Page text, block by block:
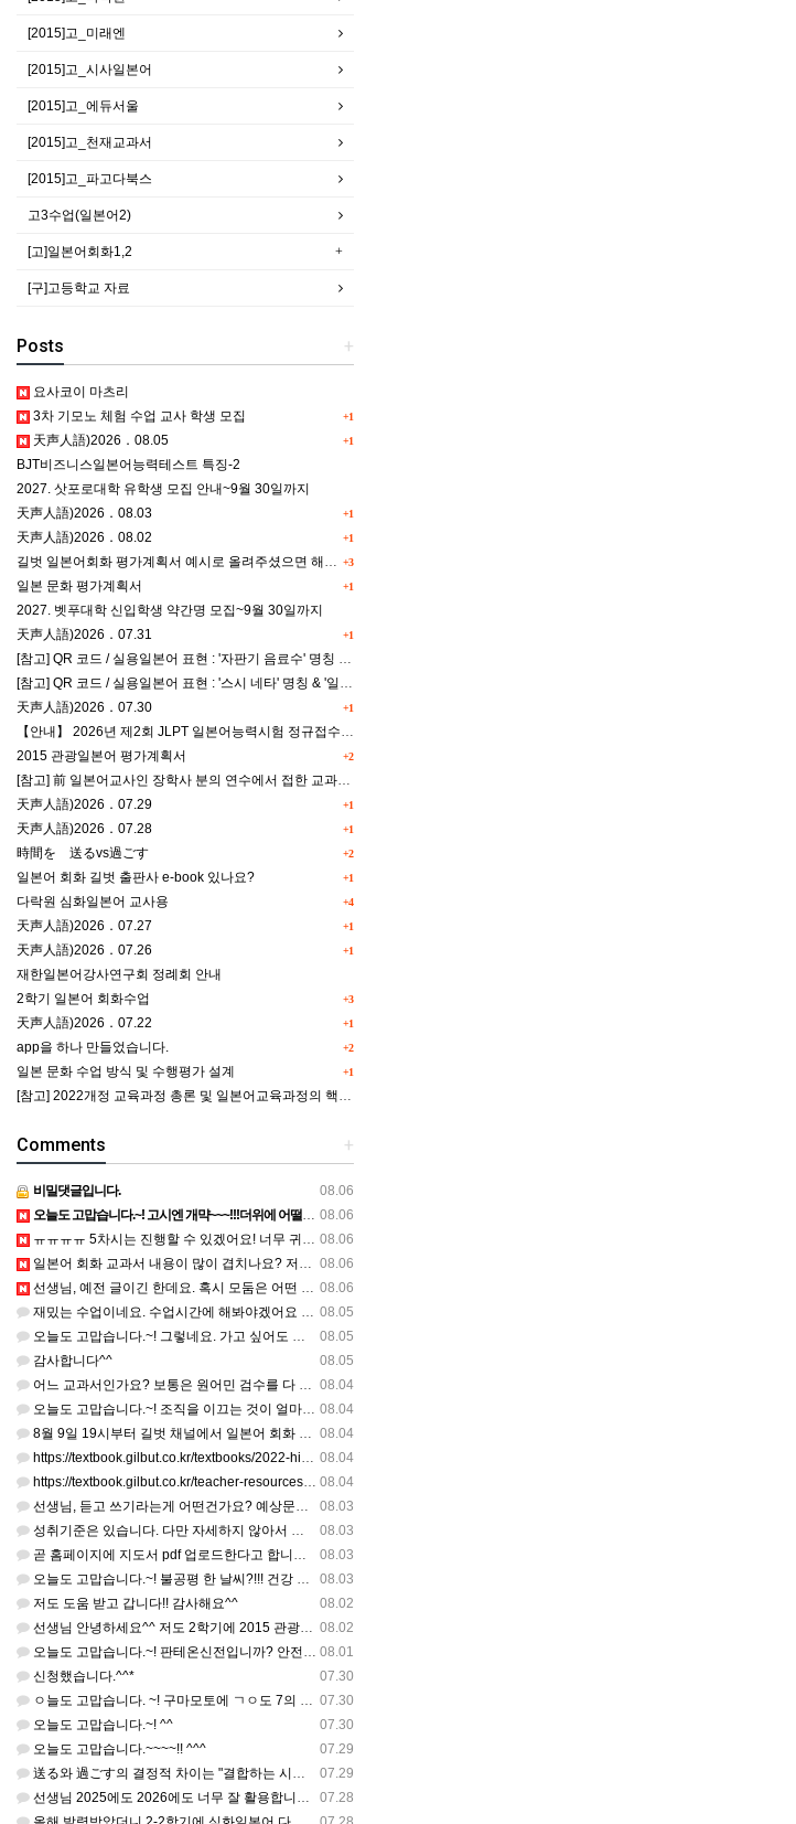
[2015]고_미래엔
[2015]고_시사일본어
[2015]고_에듀서울
[2015]고_천재교과서
[2015]고_파고다북스
고3수업(일본어2)
[고]일본어회화1,2
[구]고등학교 자료
+
Posts
요사코이 마츠리
+1
3차 기모노 체험 수업 교사 학생 모집
+1
天声人語)2026．08.05
BJT비즈니스일본어능력테스트 특징-2
2027. 삿포로대학 유학생 모집 안내~9월 30일까지
+1
天声人語)2026．08.03
+1
天声人語)2026．08.02
+3
길벗 일본어회화 평가계획서 예시로 올려주셨으면 해요^^
+1
일본 문화 평가계획서
2027. 벳푸대학 신입학생 약간명 모집~9월 30일까지
+1
天声人語)2026．07.31
[참고] QR 코드 / 실용일본어 표현 : '자판기 음료수' 명칭 & '드럭스토어 약품명' 알아맞히기
[참고] QR 코드 / 실용일본어 표현 : '스시 네타' 명칭 & '일본편의점 상품명' 학습 게임
+1
天声人語)2026．07.30
【안내】 2026년 제2회 JLPT 일본어능력시험 정규접수 일정
+2
2015 관광일본어 평가계획서
[참고] 前 일본어교사인 장학사 분의 연수에서 접한 교과세특작성(매력있는 세특) Tip
+1
天声人語)2026．07.29
+1
天声人語)2026．07.28
+2
時間を 送るvs過ごす
+1
일본어 회화 길벗 출판사 e-book 있나요?
+4
다락원 심화일본어 교사용
+1
天声人語)2026．07.27
+1
天声人語)2026．07.26
재한일본어강사연구회 정례회 안내
+3
2학기 일본어 회화수업
+1
天声人語)2026．07.22
+2
app을 하나 만들었습니다.
+1
일본 문화 수업 방식 및 수행평가 설계
[참고] 2022개정 교육과정 총론 및 일본어교육과정의 핵심역량 인포그래픽 이미지 자료 사례(AI활용)
+
Comments
08.06
비밀댓글입니다.
08.06
오늘도 고맙습니다.~! 고시엔 개먁~~~!!!더위에 어떨라나요...감사합니다. ^^
08.06
ㅠㅠㅠㅠ 5차시는 진행할 수 있겠어요! 너무 귀한 자료 정말 감사합니다!!!
08.06
일본어 회화 교과서 내용이 많이 겹치나요? 저는 1,2학기 출판사가 달라서인지, 회화 단어와 분량이 더 많다…
08.06
선생님, 예전 글이긴 한데요. 혹시 모둠은 어떤 식으로 구성하셨을까요? 진단평가를 보시고 모둠장(도우미학생)…
08.05
재밌는 수업이네요. 수업시간에 해봐야겠어요 감사합니다
08.05
오늘도 고맙습니다.~! 그렇네요. 가고 싶어도 다른 사람에게 민폐는 안되는 것... 감사해요. ^^
08.05
감사합니다^^
08.04
어느 교과서인가요? 보통은 원어민 검수를 다 할 것 같은데...
08.04
오늘도 고맙습니다.~! 조직을 이끄는 것이 얼마나 어려운 일일까요? 우선 봉사하는 마음이 필요!!! 감사해요…
08.04
8월 9일 19시부터 길벗 채널에서 일본어 회화 관련 연수를 저작 직강으로 한다고 합니다. 많이 도움이 되실…
08.04
https://textbook.gilbut.co.kr/textbooks/2022-high-school-jap…
08.04
https://textbook.gilbut.co.kr/teacher-resources/2022-high-sc…
08.03
선생님, 듣고 쓰기라는게 어떤건가요? 예상문장 20~30개 중 몇개를 틀어주고 들리는대로 쓰는 건가요? 자세…
08.03
성취기준은 있습니다. 다만 자세하지 않아서 교과서 내용에 맞게 좀 더 구체적으로 재구조화를 하신 선생님이 계…
08.03
곧 홈페이지에 지도서 pdf 업로드한다고 합니다. 이번 주나 다음 주에 e-book 기반 전자저작물도 업로드…
08.03
오늘도 고맙습니다.~! 불공평 한 날씨?!!! 건강 최고 입니다. ^^
08.02
저도 도움 받고 갑니다!! 감사해요^^
08.02
선생님 안녕하세요^^ 저도 2학기에 2015 관광일본어를 평가계획을 세우려고 하는데. ..아무리 찾아도 없어…
08.01
오늘도 고맙습니다.~! 판테온신전입니까? 안전 제일!! ㅎㅎ 감사해요. ^^
07.30
신청했습니다.^^*
07.30
ㅇ늘도 고맙습니다. ~! 구마모토에 ㄱㅇ도 7의 지진,,,무사, 안전을 기도 합니다. 감사해요...
07.30
오늘도 고맙습니다.~! ^^
07.29
오늘도 고맙습니다.~~~~!! ^^^
07.29
送る와 過ごす의 결정적 차이는 "결합하는 시간 단위"와 "묘사 대상"입니다. 過ごす 하루, 오후, 주말, 휴…
07.28
선생님 2025에도 2026에도 너무 잘 활용합니다.. 감사해요!!!